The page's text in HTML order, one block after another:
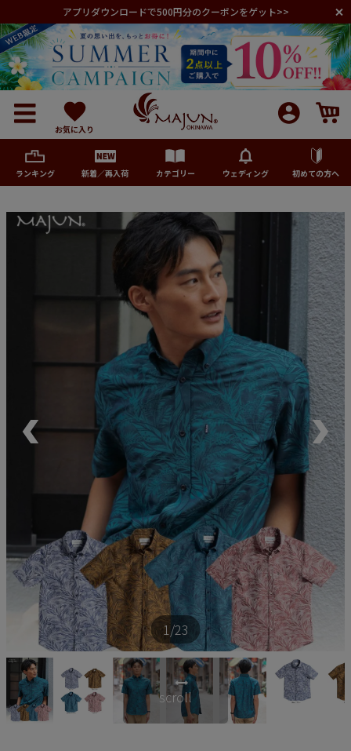
アプリダウンロードで500円分のクーポンをゲット>>
お気に入り
ランキング 新着／再入荷 カテゴリー ウェディング 初めての方へ
メンズ
再入荷商品
アウトレット
サイズから探す
レーベルから探す
1 /23
scroll